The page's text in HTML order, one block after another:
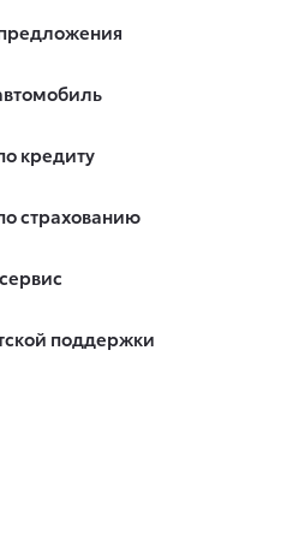
кредиту
страхованию
поддержки